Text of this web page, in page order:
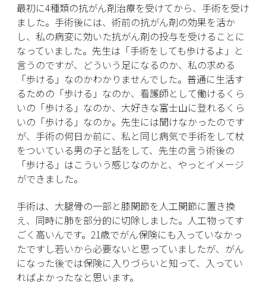
最初に4種類の抗がん剤治療を受けてから、手術を受け
ました。手術後には、術前の抗がん剤の効果を活か
し、私の病変に効いた抗がん剤の投与を受けることに
なっていました。先生は「手術をしても歩けるよ」と
言うのですが、どういう足になるのか、私の求める
「歩ける」なのかわかりませんでした。普通に生活す
るための「歩ける」なのか、看護師として働けるくら
いの「歩ける」なのか、大好きな富士山に登れるくら
いの「歩ける」なのか。先生には聞けなかったのです
が、手術の何日か前に、私と同じ病気で手術をして杖
をついている男の子と話をして、先生の言う術後の
「歩ける」はこういう感じなのかと、やっとイメージ
ができました。
手術は、大腿骨の一部と膝関節を人工関節に置き換
え、同時に肺を部分的に切除しました。人工物ってす
ごく高いんです。21歳でがん保険にも入っていなかっ
たですし若いから必要ないと思っていましたが、がん
になった後では保険に入りづらいと知って、入ってい
ればよかったなと思います。